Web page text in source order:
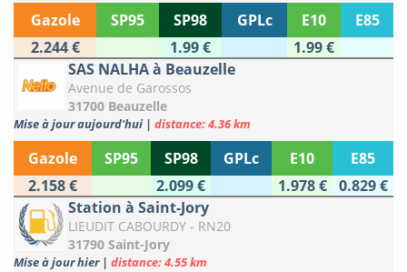
Gazole SP95 SP98 GPLc E10
E85
2.244 €
1.99 €
1.99 €
SAS NALHA à Beauzelle
Avenue de Garossos
31700 Beauzelle
Mise à jour aujourd'hui | distance: 4.36 km
Gazole SP95 SP98 GPLc E10
E85
2.158 €
2.099 € 1.978 €
0.829 €
Station à Saint-Jory
LIEUDIT CABOURDY - RN20
31790 Saint-Jory
Mise à jour hier | distance: 4.55 km